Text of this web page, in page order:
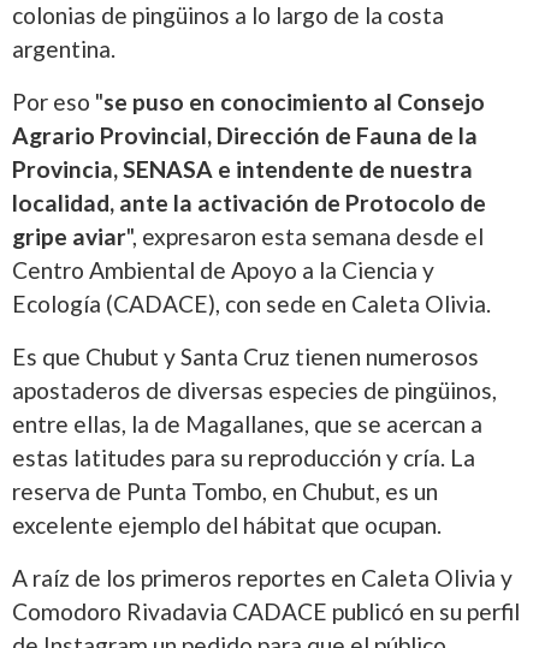
colonias de pingüinos a lo largo de la costa
argentina.
Por eso "se puso en conocimiento al Consejo
Agrario Provincial, Dirección de Fauna de la
Provincia, SENASA e intendente de nuestra
localidad, ante la activación de Protocolo de
gripe aviar", expresaron esta semana desde el
Centro Ambiental de Apoyo a la Ciencia y
Ecología (CADACE), con sede en Caleta Olivia.
Es que Chubut y Santa Cruz tienen numerosos
apostaderos de diversas especies de pingüinos,
entre ellas, la de Magallanes, que se acercan a
estas latitudes para su reproducción y cría. La
reserva de Punta Tombo, en Chubut, es un
excelente ejemplo del hábitat que ocupan.
A raíz de los primeros reportes en Caleta Olivia y
Comodoro Rivadavia CADACE publicó en su perfil